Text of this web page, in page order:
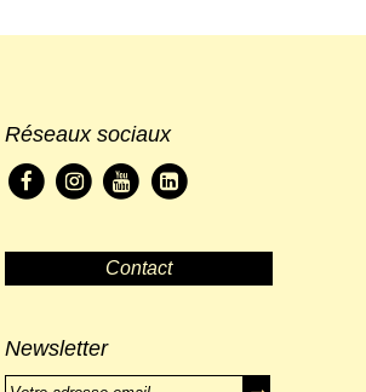
Réseaux sociaux
Contact
Newsletter